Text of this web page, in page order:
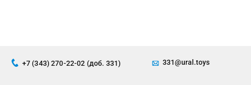
+7 (343) 270-22-02 (доб. 331) 331@ural.toys